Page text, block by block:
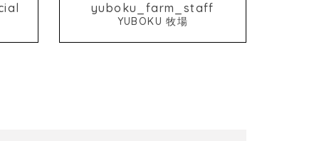
yuboku_farm_staff
YUBOKU 牧場